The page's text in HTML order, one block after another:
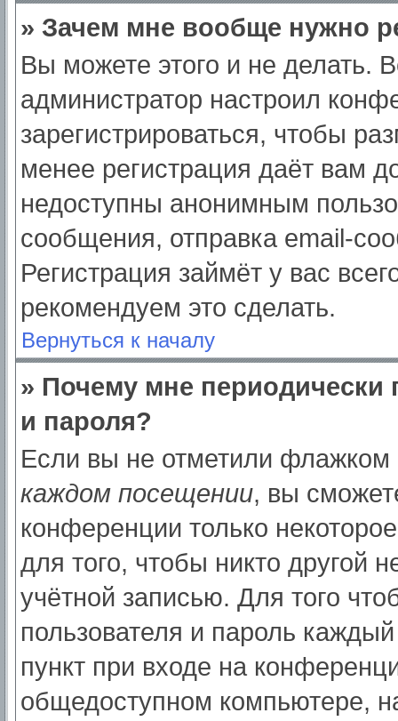
» Зачем мне вообще нужно
Вы можете этого и не делать.
администратор настроил
зарегистрироваться, чтобы
менее регистрация даёт вам
недоступны анонимным
сообщения, отправка email-
Регистрация займёт у вас
рекомендуем это сделать.
Вернуться к началу
» Почему мне периодически
и пароля?
Если вы не отметили флажком
каждом посещении, вы
конференции только
для того, чтобы никто другой
учётной записью. Для того
пользователя и пароль
пункт при входе на
общедоступном компьютере,